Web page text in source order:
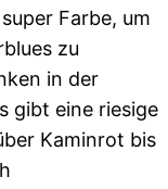
Farbe, um
zu
in der
gibt eine riesige
Kaminrot bis